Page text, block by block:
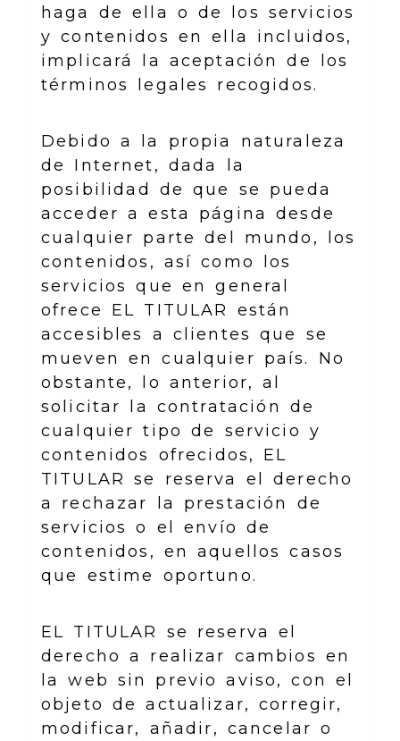
haga de ella o de los servicios
y contenidos en ella incluidos,
implicará la aceptación de los
términos legales recogidos.
Debido a la propia naturaleza
de Internet, dada la
posibilidad de que se pueda
acceder a esta página desde
cualquier parte del mundo, los
contenidos, así como los
servicios que en general
ofrece EL TITULAR están
accesibles a clientes que se
mueven en cualquier país. No
obstante, lo anterior, al
solicitar la contratación de
cualquier tipo de servicio y
contenidos ofrecidos, EL
TITULAR se reserva el derecho
a rechazar la prestación de
servicios o el envío de
contenidos, en aquellos casos
que estime oportuno.
EL TITULAR se reserva el
derecho a realizar cambios en
la web sin previo aviso, con el
objeto de actualizar, corregir,
modificar, añadir, cancelar o